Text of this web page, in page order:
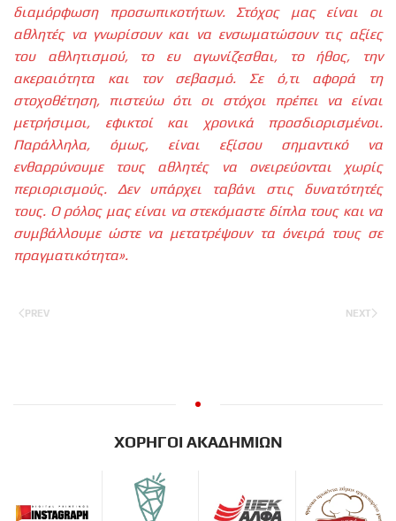
διαμόρφωση προσωπικοτήτων. Στόχος μας είναι οι
αθλητές να γνωρίσουν και να ενσωματώσουν τις αξίες
του αθλητισμού, το ευ αγωνίζεσθαι, το ήθος, την
ακεραιότητα και τον σεβασμό. Σε ό,τι αφορά τη
στοχοθέτηση, πιστεύω ότι οι στόχοι πρέπει να είναι
μετρήσιμοι, εφικτοί και χρονικά προσδιορισμένοι.
Παράλληλα, όμως, είναι εξίσου σημαντικό να
ενθαρρύνουμε τους αθλητές να ονειρεύονται χωρίς
περιορισμούς. Δεν υπάρχει ταβάνι στις δυνατότητές
τους. Ο ρόλος μας είναι να στεκόμαστε δίπλα τους και να
συμβάλλουμε ώστε να μετατρέψουν τα όνειρά τους σε
πραγματικότητα».
PREV NEXT
ΧΟΡΗΓΟΙ ΑΚΑΔΗΜΙΩΝ